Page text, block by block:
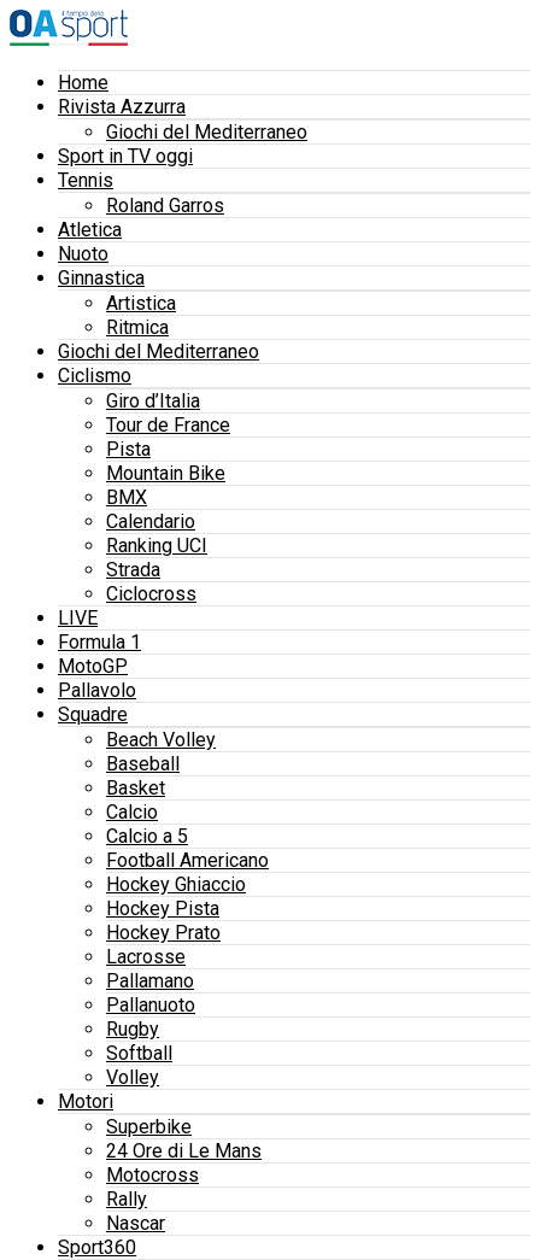
Home
Rivista Azzurra
Giochi del Mediterraneo
Sport in TV oggi
Tennis
Roland Garros
Atletica
Nuoto
Ginnastica
Artistica
Ritmica
Giochi del Mediterraneo
Ciclismo
Giro d’Italia
Tour de France
Pista
Mountain Bike
BMX
Calendario
Ranking UCI
Strada
Ciclocross
LIVE
Formula 1
MotoGP
Pallavolo
Squadre
Beach Volley
Baseball
Basket
Calcio
Calcio a 5
Football Americano
Hockey Ghiaccio
Hockey Pista
Hockey Prato
Lacrosse
Pallamano
Pallanuoto
Rugby
Softball
Volley
Motori
Superbike
24 Ore di Le Mans
Motocross
Rally
Nascar
Sport360